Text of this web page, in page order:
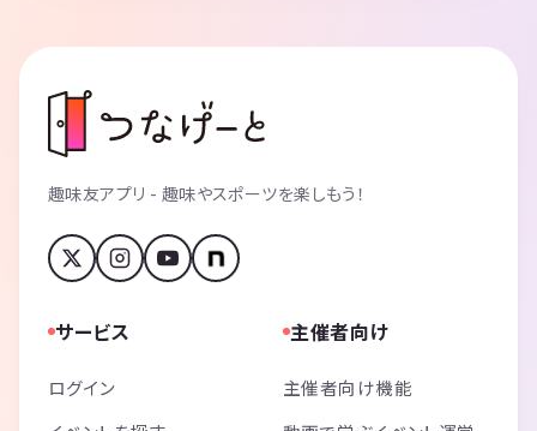
趣味友アプリ - 趣味やスポーツを楽しもう！
サービス
ログイン
主催者向け
主催者向け機能